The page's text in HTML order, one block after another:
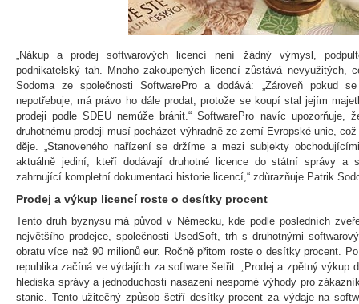
„Nákup a prodej softwarových licencí není žádný výmysl,
podnikatelský tah. Mnoho zakoupených licencí zůstává nevyužitých,
Sodoma ze společnosti SoftwarePro a dodává: „Zároveň pokud
nepotřebuje, má právo ho dále prodat, protože se koupí stal jejím
prodeji podle SDEU nemůže bránit.“ SoftwarePro navíc upozorňuje,
druhotnému prodeji musí pocházet výhradně ze zemí Evropské unie,
děje. „Stanoveného nařízení se držíme a mezi subjekty
aktuálně jediní, kteří dodávají druhotné licence do státní správy a
zahrnující kompletní dokumentaci historie licencí,“ zdůrazňuje Patrik
Prodej a výkup licencí roste o desítky procent
Tento druh byznysu má původ v Německu, kde podle posledních
největšího prodejce, společnosti UsedSoft, trh s druhotnými
obratu více než 90 milionů eur. Ročně přitom roste o desítky procent.
republika začíná ve výdajích za software šetřit. „Prodej a zpětný výkup
hlediska správy a jednoduchosti nasazení nesporné výhody pro
stanic. Tento užitečný způsob šetří desítky procent za výdaje na